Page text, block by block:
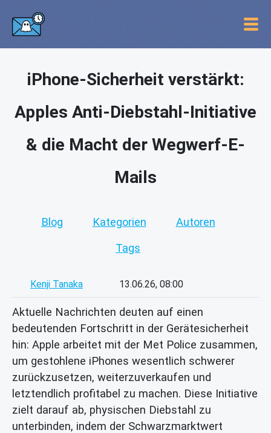
iPhone-Sicherheit verstärkt:
Apples Anti-Diebstahl-Initiative
& die Macht der Wegwerf-E-
Mails
Blog Kategorien Autoren
Tags
Kenji Tanaka 13.06.26, 08:00
Aktuelle Nachrichten deuten auf einen
bedeutenden Fortschritt in der Gerätesicherheit
hin: Apple arbeitet mit der Met Police zusammen,
um gestohlene iPhones wesentlich schwerer
zurückzusetzen, weiterzuverkaufen und
letztendlich profitabel zu machen. Diese Initiative
zielt darauf ab, physischen Diebstahl zu
unterbinden, indem der Schwarzmarktwert